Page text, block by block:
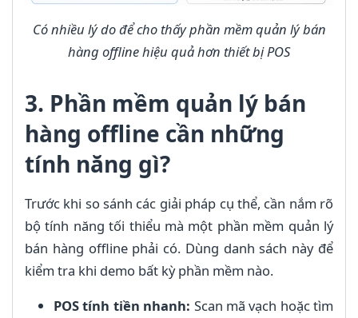
Có nhiều lý do để cho thấy phần mềm quản lý bán
hàng offline hiệu quả hơn thiết bị POS
3. Phần mềm quản lý bán
hàng offline cần những
tính năng gì?
Trước khi so sánh các giải pháp cụ thể, cần nắm rõ
bộ tính năng tối thiểu mà một phần mềm quản lý
bán hàng offline phải có. Dùng danh sách này để
kiểm tra khi demo bất kỳ phần mềm nào.
POS tính tiền nhanh: Scan mã vạch hoặc tìm